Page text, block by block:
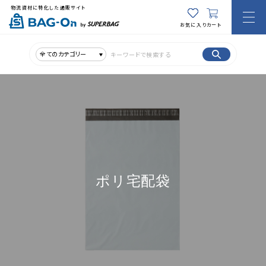
物流資材に特化した通販サイト
お気に入りカート
全てのカテゴリー
ポリ宅配袋